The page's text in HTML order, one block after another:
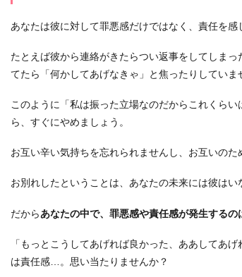
自
は
何
関
係
い」
-
「女
は
あなたは彼に対して罪悪感だけではなく、責任を感
たとえば彼から連絡がきたらつい返事をしてしま
てたら「何かしてあげなきゃ」と焦ったりしていま
このように「私は振った立場なのだからこれくら
ら、すぐにやめましょう。
お互い辛い気持ちを忘れられませんし、お互いのた
お別れしたということは、あなたの未来には彼はい
だからあなたの中で、罪悪感や責任感が発生するの
「もっとこうしてあげれば良かった、ああしてあ
は責任感…。思い当たりませんか？